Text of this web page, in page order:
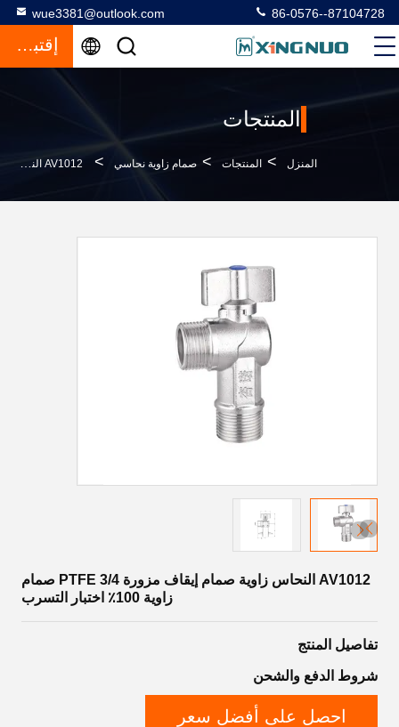
wue3381@outlook.com 86-0576--87104728
إقتباس
المنتجات
المنزل > المنتجات > صمام زاوية نحاسي > AV1012 النحاس زاوية صمام إيقاف مزورة PTFE 3/4 صمام زاوية 100٪ اختبار التسرب
AV1012 النحاس زاوية صمام إيقاف مزورة PTFE 3/4 صمام
زاوية 100٪ اختبار التسرب
تفاصيل المنتج
شروط الدفع والشحن
احصل على أفضل سعر